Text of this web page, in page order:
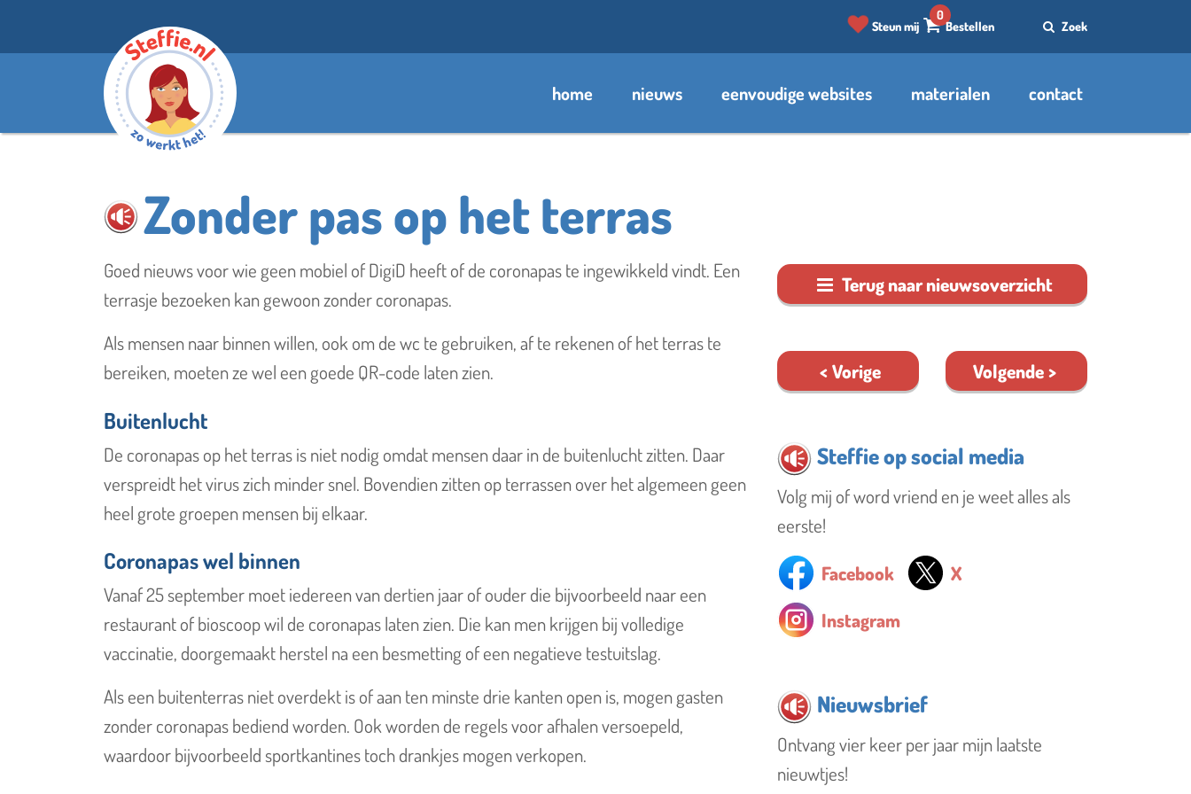
Steun mij
0
Bestellen Zoek
Steffie helpt je graag om iets te vinden
home nieuws eenvoudige websites materialen contact
Zonder pas op het terras
Goed nieuws voor wie geen mobiel of DigiD heeft of de coronapas te ingewikkeld vindt. Een
terrasje bezoeken kan gewoon zonder coronapas.
Als mensen naar binnen willen, ook om de wc te gebruiken, af te rekenen of het terras te
bereiken, moeten ze wel een goede QR-code laten zien.
Buitenlucht
De coronapas op het terras is niet nodig omdat mensen daar in de buitenlucht zitten. Daar
verspreidt het virus zich minder snel. Bovendien zitten op terrassen over het algemeen geen
heel grote groepen mensen bij elkaar.
Coronapas wel binnen
Vanaf 25 september moet iedereen van dertien jaar of ouder die bijvoorbeeld naar een
restaurant of bioscoop wil de coronapas laten zien. Die kan men krijgen bij volledige
vaccinatie, doorgemaakt herstel na een besmetting of een negatieve testuitslag.
Als een buitenterras niet overdekt is of aan ten minste drie kanten open is, mogen gasten
zonder coronapas bediend worden. Ook worden de regels voor afhalen versoepeld,
waardoor bijvoorbeeld sportkantines toch drankjes mogen verkopen.
Terug naar nieuwsoverzicht
Vorige Volgende
Steffie op social media
Volg mij of word vriend en je weet alles als
eerste!
Facebook
X
Instagram
Nieuwsbrief
Ontvang vier keer per jaar mijn laatste
nieuwtjes!